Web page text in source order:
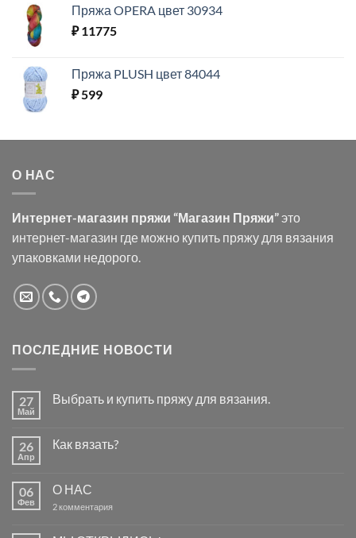
Пряжа OPERA цвет 30934
₽11775
Пряжа PLUSH цвет 84044
₽599
О НАС
Интернет-магазин пряжи “Магазин Пряжи”это
интернет-магазин где можно купить пряжу для вязания
упаковками недорого.
ПОСЛЕДНИЕ НОВОСТИ
27
Май
Выбрать и купить пряжу для вязания.
Выбрать
для
вязания.
26
Апр
Как вязать?
Как
06
Фев
О НАС
2 комментария